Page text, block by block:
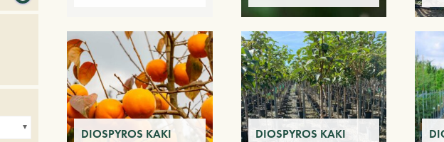
DIOSPYROS KAKI
DIOSPYROS KAKI